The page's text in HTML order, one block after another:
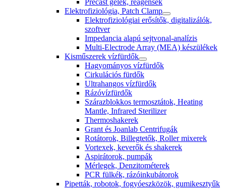
Elektrofiziológia, Patch Clamp
Elektrofiziológiai erősítők, digitalizálók,
szoftver
Impedancia alapú sejtvonal-analízis
Multi-Electrode Array (MEA) készülékek
Kisműszerek vízfürdők
Hagyományos vízfürdők
Cirkulációs fürdők
Ultrahangos vízfürdők
Rázóvízfürdők
Szárazblokkos termosztátok, Heating
Mantle, Infrared Sterilizer
Thermoshakerek
Grant és Joanlab Centrifugák
Rotátorok, Billegtetők, Roller mixerek
Vortexek, keverők és shakerek
Aspirátorok, pumpák
Mérlegek, Denzitométerek
PCR fülkék, rázóinkubátorok
Pipetták, robotok, fogyóeszközök, gumikesztyűk